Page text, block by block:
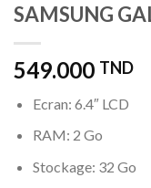
SAMSUNG
549.000 TND
Ecran: 6.4″ LCD
RAM: 2 Go
Stockage: 32 Go